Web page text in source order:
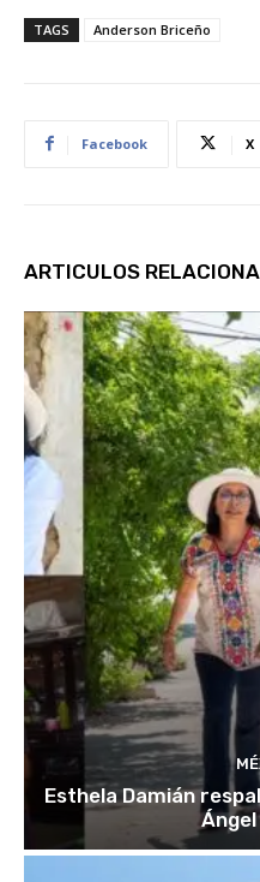
TAGS Anderson Briceño
Facebook X
ARTICULOS
Esthela Damián